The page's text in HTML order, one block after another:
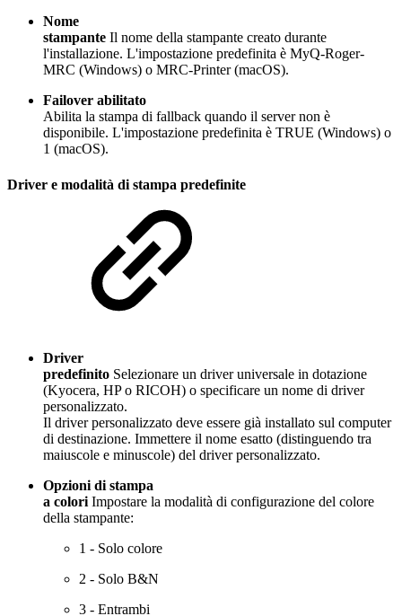
Nome
stampante Il nome della stampante creato durante
l'installazione. L'impostazione predefinita è MyQ-Roger-
MRC (Windows) o MRC-Printer (macOS).
Failover abilitato
Abilita la stampa di fallback quando il server non è
disponibile. L'impostazione predefinita è TRUE (Windows) o
1 (macOS).
Driver e modalità di stampa predefinite
Driver
predefinito Selezionare un driver universale in dotazione
(Kyocera, HP o RICOH) o specificare un nome di driver
personalizzato.
Il driver personalizzato deve essere già installato sul computer
di destinazione. Immettere il nome esatto (distinguendo tra
maiuscole e minuscole) del driver personalizzato.
Opzioni di stampa
a colori Impostare la modalità di configurazione del colore
della stampante:
1 - Solo colore
2 - Solo B&N
3 - Entrambi